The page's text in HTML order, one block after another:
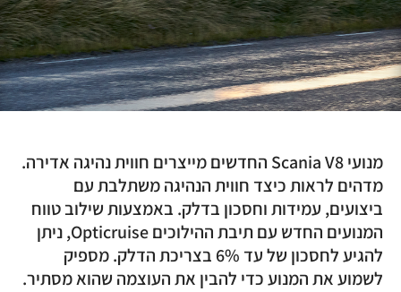
מנועי Scania V8 החדשים מייצרים חווית נהיגה אדירה.
מדהים לראות כיצד חווית הנהיגה משתלבת עם
ביצועים, עמידות וחסכון בדלק. באמצעות שילוב טווח
המנועים החדש עם תיבת ההילוכים Opticruise, ניתן
להגיע לחסכון של עד 6% בצריכת הדלק. מספיק
לשמוע את המנוע כדי להבין את העוצמה שהוא מסתיר.